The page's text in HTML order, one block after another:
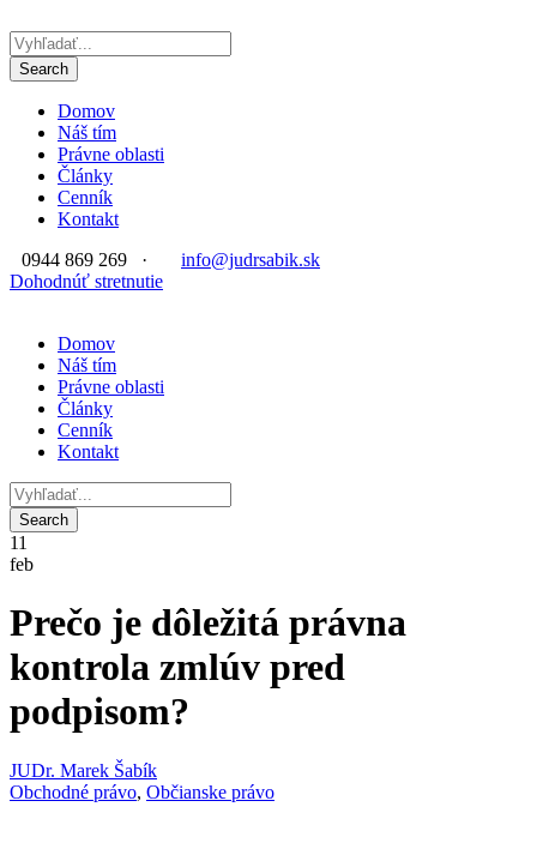
Domov
Náš tím
Právne oblasti
Články
Cenník
Kontakt
0944 869 269
·
info@judrsabik.sk
Dohodnúť stretnutie
Domov
Náš tím
Právne oblasti
Články
Cenník
Kontakt
11
feb
Prečo je dôležitá právna
kontrola zmlúv pred
podpisom?
JUDr. Marek Šabík
Obchodné právo, Občianske právo